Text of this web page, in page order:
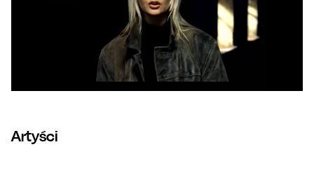
Artyści